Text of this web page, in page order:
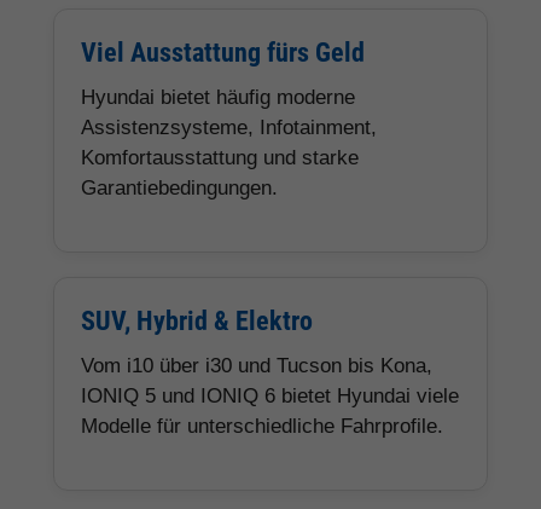
Viel Ausstattung fürs Geld
Hyundai bietet häufig moderne
Assistenzsysteme, Infotainment,
Komfortausstattung und starke
Garantiebedingungen.
SUV, Hybrid & Elektro
Vom i10 über i30 und Tucson bis Kona,
IONIQ 5 und IONIQ 6 bietet Hyundai viele
Modelle für unterschiedliche Fahrprofile.